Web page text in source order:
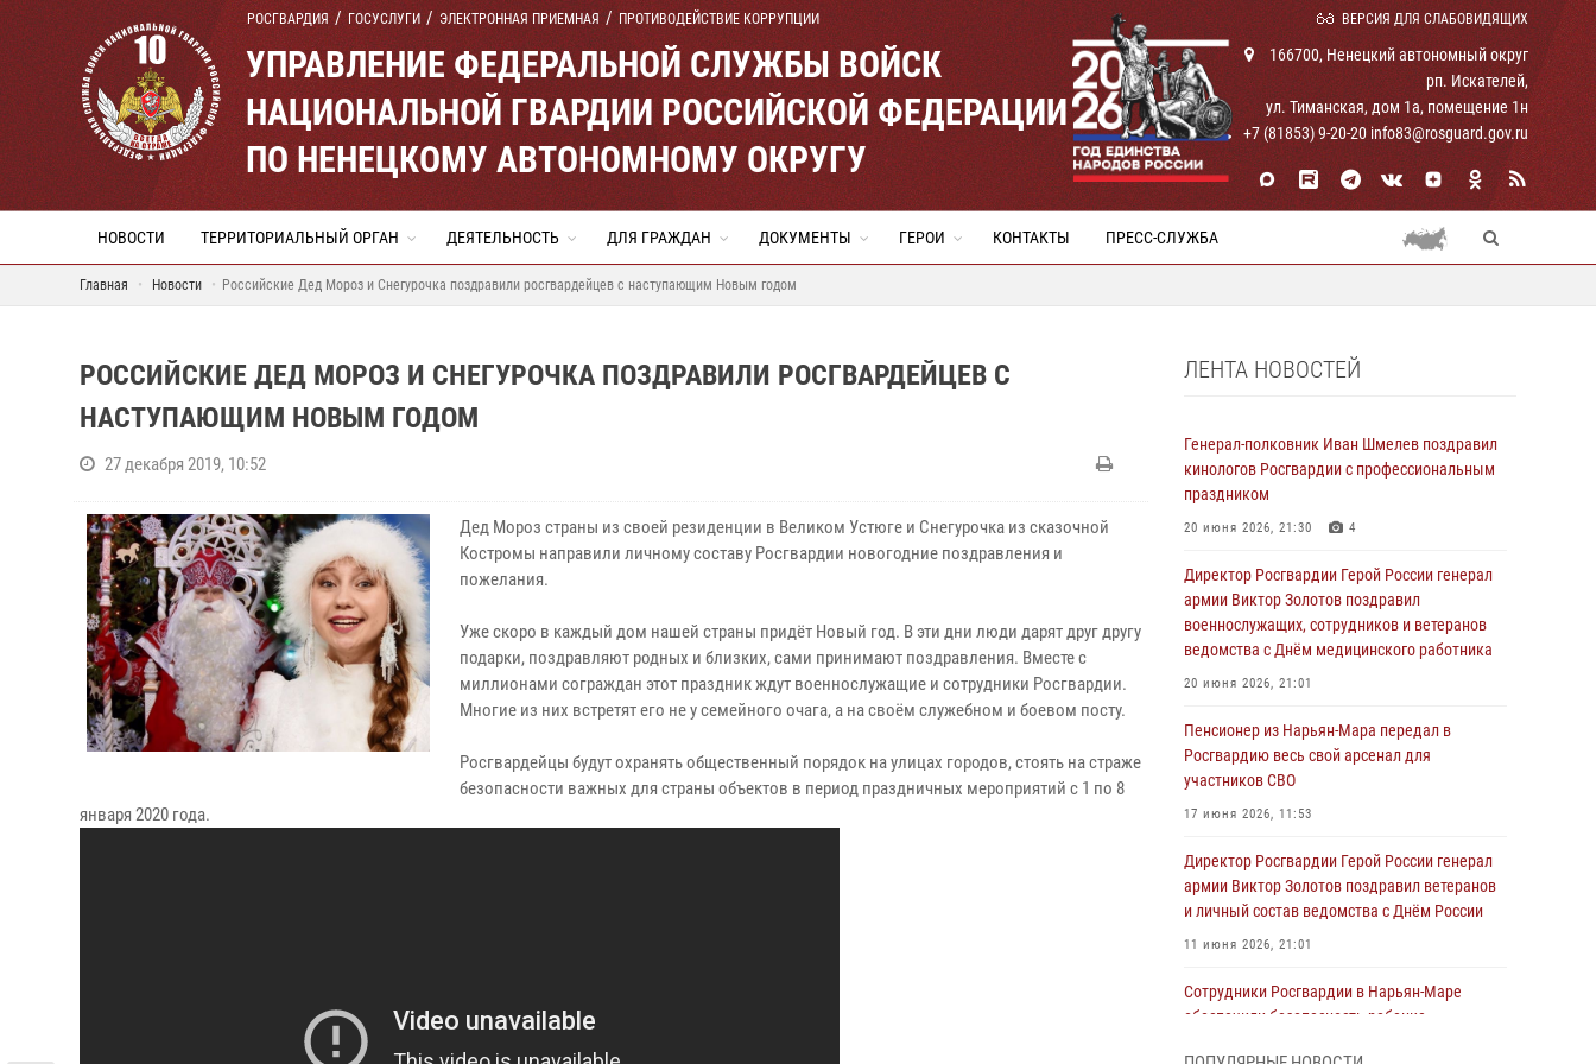
РОСГВАРДИЯ ГОСУСЛУГИ ЭЛЕКТРОННАЯ ПРИЕМНАЯ ПРОТИВОДЕЙСТВИЕ КОРРУПЦИИ ВЕРСИЯ ДЛЯ СЛАБОВИДЯЩИХ
УПРАВЛЕНИЕ ФЕДЕРАЛЬНОЙ СЛУЖБЫ ВОЙСК
НАЦИОНАЛЬНОЙ ГВАРДИИ РОССИЙСКОЙ ФЕДЕРАЦИИ
ПО НЕНЕЦКОМУ АВТОНОМНОМУ ОКРУГУ
166700, Ненецкий автономный округ
рп. Искателей,
ул. Тиманская, дом 1а, помещение 1н
+7 (81853) 9-20-20 info83@rosguard.gov.ru
НОВОСТИ ТЕРРИТОРИАЛЬНЫЙ ОРГАН ДЕЯТЕЛЬНОСТЬ ДЛЯ ГРАЖДАН ДОКУМЕНТЫ ГЕРОИ КОНТАКТЫ ПРЕСС-СЛУЖБА
Главная Новости Российские Дед Мороз и Снегурочка поздравили росгвардейцев с наступающим Новым годом
РОССИЙСКИЕ ДЕД МОРОЗ И СНЕГУРОЧКА ПОЗДРАВИЛИ РОСГВАРДЕЙЦЕВ С
НАСТУПАЮЩИМ НОВЫМ ГОДОМ
27 декабря 2019, 10:52
Дед Мороз страны из своей резиденции в Великом Устюге и Снегурочка из сказочной
Костромы направили личному составу Росгвардии новогодние поздравления и
пожелания.
Уже скоро в каждый дом нашей страны придёт Новый год. В эти дни люди дарят друг другу
подарки, поздравляют родных и близких, сами принимают поздравления. Вместе с
миллионами сограждан этот праздник ждут военнослужащие и сотрудники Росгвардии.
Многие из них встретят его не у семейного очага, а на своём служебном и боевом посту.
Росгвардейцы будут охранять общественный порядок на улицах городов, стоять на страже
безопасности важных для страны объектов в период праздничных мероприятий с 1 по 8
января 2020 года.
ЛЕНТА НОВОСТЕЙ
Генерал-полковник Иван Шмелев поздравил
кинологов Росгвардии с профессиональным
праздником
20 июня 2026, 21:30 4
Директор Росгвардии Герой России генерал
армии Виктор Золотов поздравил
военнослужащих, сотрудников и ветеранов
ведомства с Днём медицинского работника
20 июня 2026, 21:01
Пенсионер из Нарьян-Мара передал в
Росгвардию весь свой арсенал для
участников СВО
17 июня 2026, 11:53
Директор Росгвардии Герой России генерал
армии Виктор Золотов поздравил ветеранов
и личный состав ведомства с Днём России
11 июня 2026, 21:01
Сотрудники Росгвардии в Нарьян-Маре
обеспечили безопасность ребенка,